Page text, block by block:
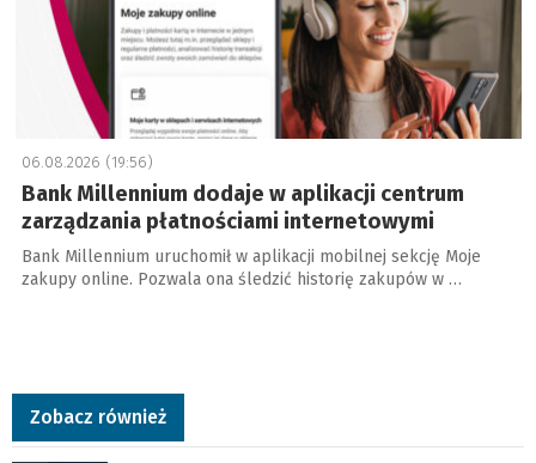
06.08.2026 (19:56)
Bank Millennium dodaje w aplikacji centrum
zarządzania płatnościami internetowymi
Bank Millennium uruchomił w aplikacji mobilnej sekcję Moje
zakupy online. Pozwala ona śledzić historię zakupów w …
Zobacz również